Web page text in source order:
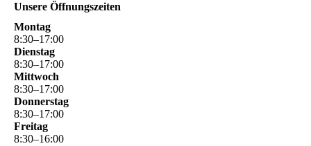
Unsere Öffnungszeiten
Montag
8:30–17:00
Dienstag
8:30–17:00
Mittwoch
8:30–17:00
Donnerstag
8:30–17:00
Freitag
8:30–16:00